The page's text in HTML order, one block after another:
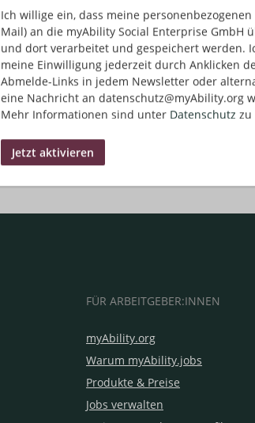
Ich willige ein, dass meine personenbezogenen
Mail) an die myAbility Social Enterprise GmbH
und dort verarbeitet und gespeichert werden.
meine Einwilligung jederzeit durch Anklicken
Abmelde-Links in jedem Newsletter oder
eine Nachricht an datenschutz@myAbility.org
Mehr Informationen sind unter Datenschutz zu
FÜR ARBEITGEBER:INNEN
myAbility.org
Warum myAbility.jobs
Produkte & Preise
Jobs verwalten